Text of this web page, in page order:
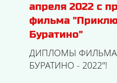
апреля 2022 с
фильма
Буратино"
ДИПЛОМЫ
БУРАТИНО - 2022"!